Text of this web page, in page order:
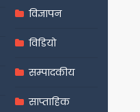
विज्ञापन
विडियो
सम्पादकीय
साप्ताहिक